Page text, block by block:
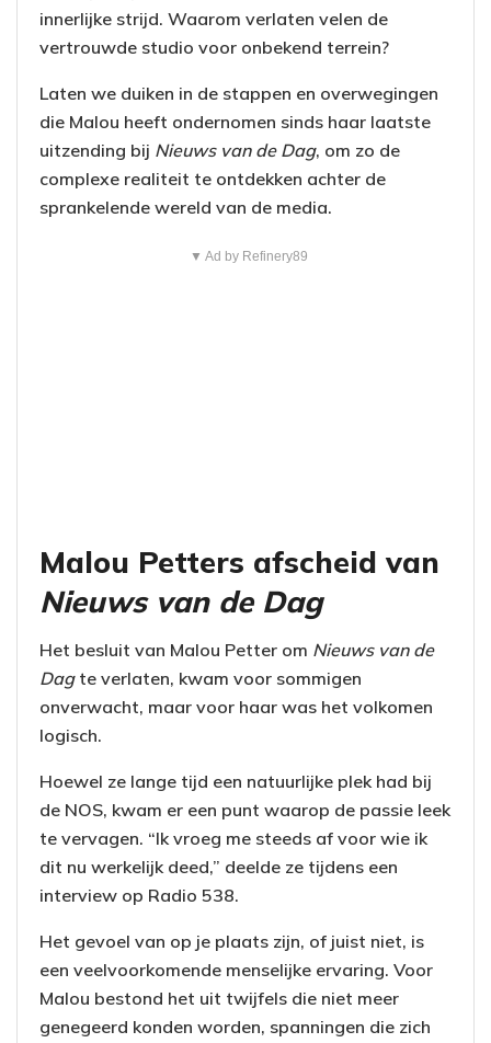
innerlijke strijd. Waarom verlaten velen de
vertrouwde studio voor onbekend terrein?
Laten we duiken in de stappen en overwegingen
die Malou heeft ondernomen sinds haar laatste
uitzending bij Nieuws van de Dag, om zo de
complexe realiteit te ontdekken achter de
sprankelende wereld van de media.
▼ Ad by Refinery89
Malou Petters afscheid van
Nieuws van de Dag
Het besluit van Malou Petter om Nieuws van de
Dagte verlaten, kwam voor sommigen
onverwacht, maar voor haar was het volkomen
logisch.
Hoewel ze lange tijd een natuurlijke plek had bij
de NOS, kwam er een punt waarop de passie leek
te vervagen. “Ik vroeg me steeds af voor wie ik
dit nu werkelijk deed,” deelde ze tijdens een
interview op Radio 538.
Het gevoel van op je plaats zijn, of juist niet, is
een veelvoorkomende menselijke ervaring. Voor
Malou bestond het uit twijfels die niet meer
genegeerd konden worden, spanningen die zich